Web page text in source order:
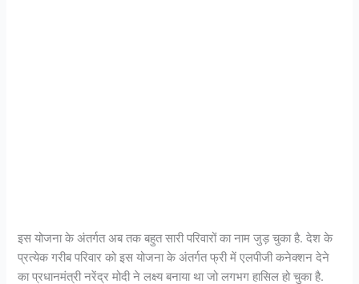
इस योजना के अंतर्गत अब तक बहुत सारी परिवारों का नाम जुड़ चुका है. देश के
प्रत्येक गरीब परिवार को इस योजना के अंतर्गत फ्री में एलपीजी कनेक्शन देने
का प्रधानमंत्री नरेंद्र मोदी ने लक्ष्य बनाया था जो लगभग हासिल हो चुका है.